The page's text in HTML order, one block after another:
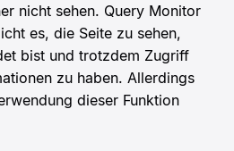
nicht sehen. Query Monitor
es, die Seite zu sehen,
bist und trotzdem Zugriff
zu haben. Allerdings
dieser Funktion